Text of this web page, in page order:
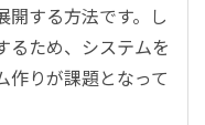
開する方法です。し
るため、システムを
作りが課題となって